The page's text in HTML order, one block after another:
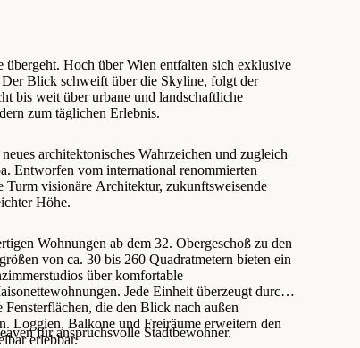
Hoch über Wien entfalten sich exklusive
Der Blick schweift über die Skyline, folgt der
bis weit über urbane und landschaftliche
zum täglichen Erlebnis.
architektonisches Wahrzeichen und zugleich
Entworfen vom international renommierten
visionäre Architektur, zukunftsweisende
Höhe.
Wohnungen ab dem 32. Obergeschoß zu den
von ca. 30 bis 260 Quadratmetern bieten ein
über komfortable
Jede Einheit überzeugt durch
die den Blick nach außen
Loggien, Balkone und Freiräume erweitern den
erlebbar.
für anspruchsvolle Stadtbewohner.